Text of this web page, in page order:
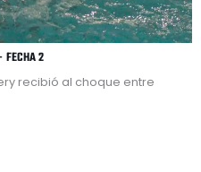
FECHA 2
recibió al choque entre